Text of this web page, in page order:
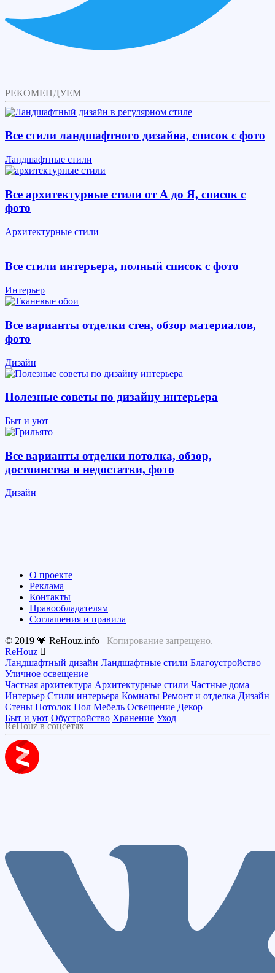
РЕКОМЕНДУЕМ
Все стили ландшафтного дизайна, список с фото
Ландшафтные стили
Все архитектурные стили от А до Я, список с
фото
Архитектурные стили
Все стили интерьера, полный список с фото
Интерьер
Все варианты отделки стен, обзор материалов,
фото
Дизайн
Полезные советы по дизайну интерьера
Быт и уют
Все варианты отделки потолка, обзор,
достоинства и недостатки, фото
Дизайн
О проекте
Реклама
Контакты
Правообладателям
Соглашения и правила
© 2019 💗 ReHouz.info Копирование запрещено.
ReHouz
Ландшафтный дизайн Ландшафтные стили Благоустройство
Уличное освещение
Частная архитектура Архитектурные стили Частные дома
Интерьер Стили интерьера Комнаты Ремонт и отделка Дизайн
Стены Потолок Пол Мебель Освещение Декор
Быт и уют Обустройство Хранение Уход
ReHouz в соцсетях